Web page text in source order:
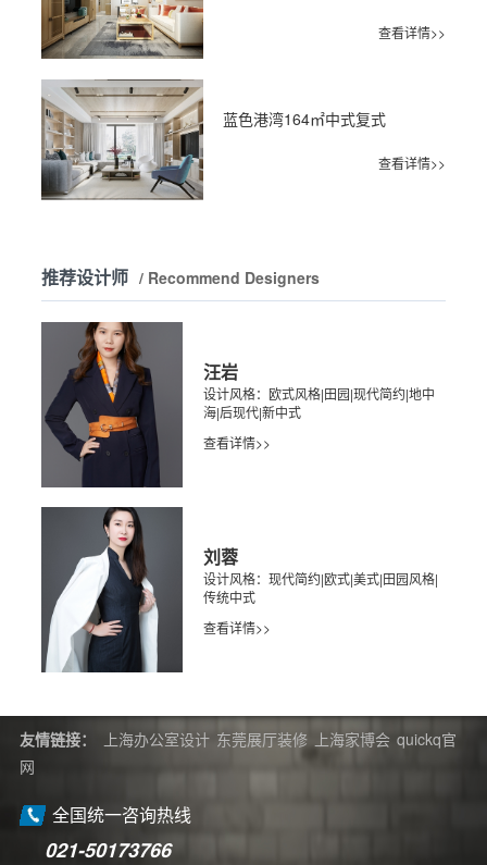
查看详情>>
蓝色港湾164㎡中式复式
查看详情>>
推荐设计师 / Recommend Designers
汪岩
设计风格：欧式风格|田园|现代简约|地中
海|后现代|新中式
查看详情>>
刘蓉
设计风格：现代简约|欧式|美式|田园风格|
传统中式
查看详情>>
友情链接： 上海办公室设计 东莞展厅装修 上海家博会 quickq官
网
全国统一咨询热线
021-50173766